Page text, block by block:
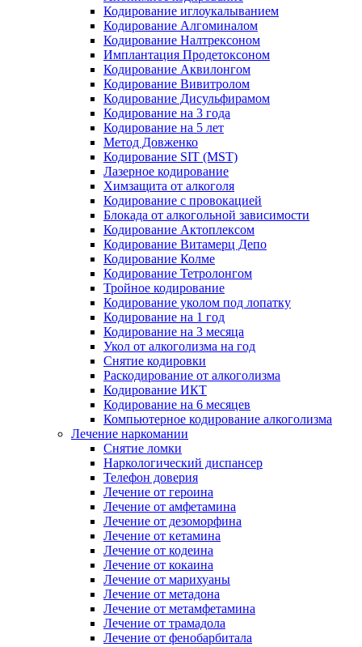
Кодирование иглоукалыванием
Кодирование Алгоминалом
Кодирование Налтрексоном
Имплантация Продетоксоном
Кодирование Аквилонгом
Кодирование Вивитролом
Кодирование Дисульфирамом
Кодирование на 3 года
Кодирование на 5 лет
Метод Довженко
Кодирование SIT (MST)
Лазерное кодирование
Химзащита от алкоголя
Кодирование с провокацией
Блокада от алкогольной зависимости
Кодирование Актоплексом
Кодирование Витамерц Депо
Кодирование Колме
Кодирование Тетролонгом
Тройное кодирование
Кодирование уколом под лопатку
Кодирование на 1 год
Кодирование на 3 месяца
Укол от алкоголизма на год
Снятие кодировки
Раскодирование от алкоголизма
Кодирование ИКТ
Кодирование на 6 месяцев
Компьютерное кодирование алкоголизма
Лечение наркомании
Снятие ломки
Наркологический диспансер
Телефон доверия
Лечение от героина
Лечение от амфетамина
Лечение от дезоморфина
Лечение от кетамина
Лечение от кодеина
Лечение от кокаина
Лечение от марихуаны
Лечение от метадона
Лечение от метамфетамина
Лечение от трамадола
Лечение от фенобарбитала